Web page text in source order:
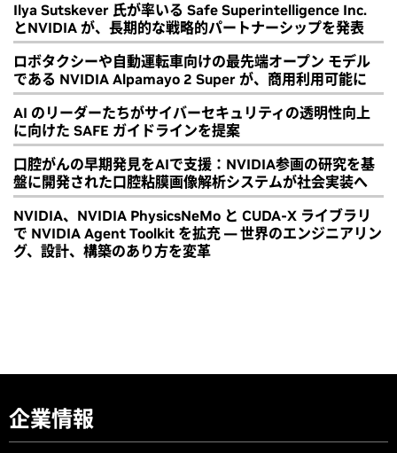
Ilya Sutskever 氏が率いる Safe Superintelligence Inc.
とNVIDIA が、長期的な戦略的パートナーシップを発表
ロボタクシーや自動運転車向けの最先端オープン モデル
である NVIDIA Alpamayo 2 Super が、商用利用可能に
AI のリーダーたちがサイバーセキュリティの透明性向上
に向けた SAFE ガイドラインを提案
口腔がんの早期発見をAIで支援：NVIDIA参画の研究を基
盤に開発された口腔粘膜画像解析システムが社会実装へ
NVIDIA、NVIDIA PhysicsNeMo と CUDA-X ライブラリ
で NVIDIA Agent Toolkit を拡充 ― 世界のエンジニアリン
グ、設計、構築のあり方を変革
企業情報